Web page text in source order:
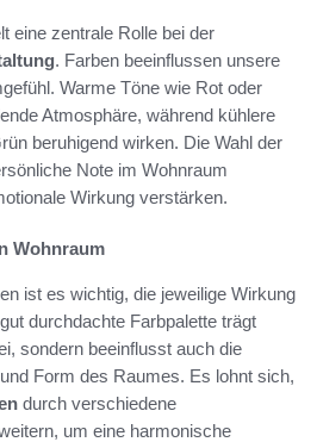
eine zentrale Rolle bei der
. Farben beeinflussen unsere
Warme Töne wie Rot oder
Atmosphäre, während kühlere
beruhigend wirken. Die Wahl der
Note im Wohnraum
Wirkung verstärken.
Wohnraum
ist es wichtig, die jeweilige Wirkung
durchdachte Farbpalette trägt
sondern beeinflusst auch die
Form des Raumes. Es lohnt sich,
durch verschiedene
um eine harmonische